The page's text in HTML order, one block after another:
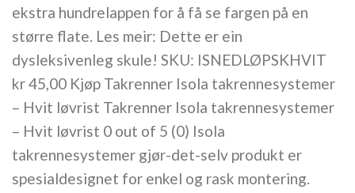
ekstra hundrelappen for å få se fargen på en
større flate. Les meir: Dette er ein
dysleksivenleg skule! SKU: ISNEDLØPSKHVIT
kr 45,00 Kjøp Takrenner Isola takrennesystemer
– Hvit løvrist Takrenner Isola takrennesystemer
– Hvit løvrist 0 out of 5 (0) Isola
takrennesystemer gjør-det-selv produkt er
spesialdesignet for enkel og rask montering.